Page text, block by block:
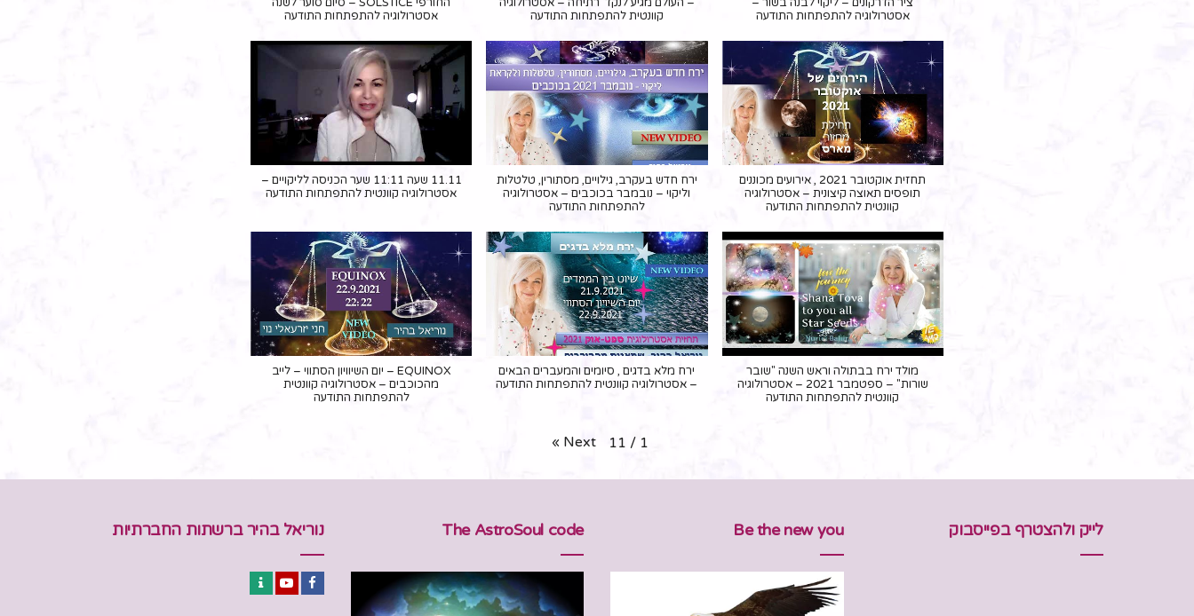
אסטרולוגיה להתפתחות התודעה
קוונטית להתפתחות התודעה
אסטרולוגיה להתפתחות התודעה
11.11 שעה 11:11 שער הכניסה לליקויים –
אסטרולוגיה קוונטית להתפתחות התודעה
ירח חדש בעקרב, גילויים, מסתורין, טלטלות
וליקוי – נובמבר בכוכבים – אסטרולוגיה
להתפתחות התודעה
תחזית אוקטובר 2021 , אירועים מכוננים
תופסים תאוצה קיצונית – אסטרולוגיה
קוונטית להתפתחות התודעה
EQUINOX – יום השיוויון הסתווי – לייב
מהכוכבים – אסטרולוגיה קוונטית
להתפתחות התודעה
ירח מלא בדגים , סיומים והמעברים הבאים
– אסטרולוגיה קוונטית להתפתחות התודעה
מולד ירח בבתולה וראש השנה "שובר
שורות" – ספטמבר 2021 – אסטרולוגיה
קוונטית להתפתחות התודעה
1
/
11
Next
»
לייק ולהצטרף בפייסבוק Be the new you
The AstroSoul code נוריאל בהיר ברשתות החברתיות